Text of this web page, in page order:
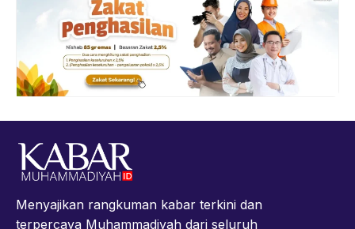
Menyajikan rangkuman kabar terkini dan
terpercaya Muhammadiyah dari seluruh